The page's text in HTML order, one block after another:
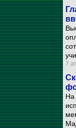
7
На